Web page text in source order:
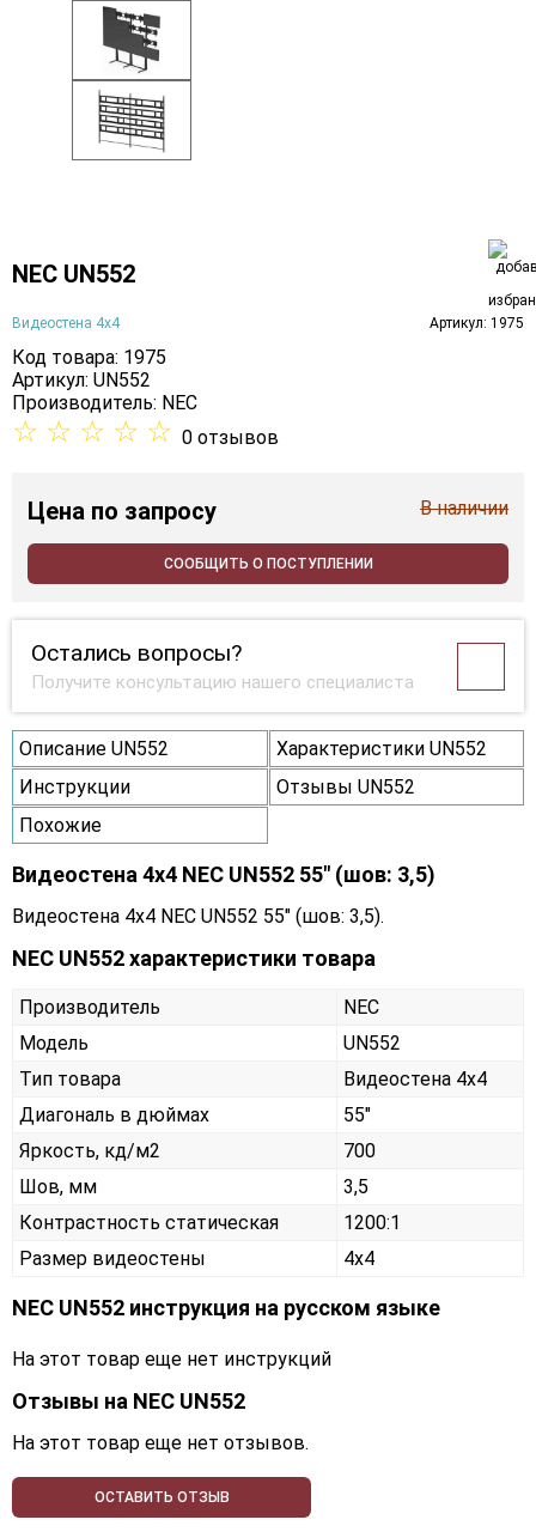
NEC UN552
Видеостена 4х4 Артикул: 1975
Код товара: 1975
Артикул: UN552
Производитель: NEC
☆ ☆ ☆ ☆ ☆ 0 отзывов
Цена по запросу В наличии
СООБЩИТЬ О ПОСТУПЛЕНИИ
Остались вопросы?
Получите консультацию нашего специалиста
Описание UN552
Характеристики UN552
Инструкции
Отзывы UN552
Похожие
Видеостена 4x4 NEC UN552 55" (шов: 3,5)
Видеостена 4x4 NEC UN552 55" (шов: 3,5).
NEC UN552 характеристики товара
Производитель
NEC
Модель
UN552
Тип товара
Видеостена 4х4
Диагональ в дюймах
55"
Яркость, кд/м2
700
Шов, мм
3,5
Контрастность статическая
1200:1
Размер видеостены
4x4
NEC UN552 инструкция на русском языке
На этот товар еще нет инструкций
Отзывы на NEC UN552
На этот товар еще нет отзывов.
ОСТАВИТЬ ОТЗЫВ